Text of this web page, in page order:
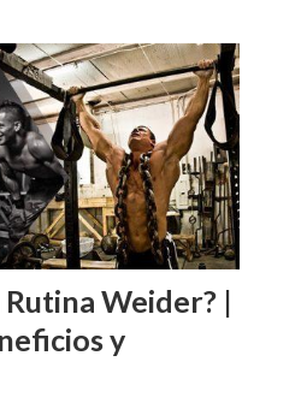
Rutina Weider? |
y